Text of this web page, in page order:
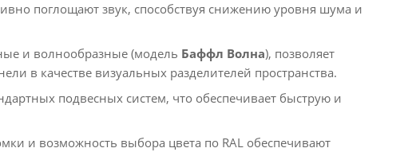
поглощают звук, способствуя снижению уровня шума и
и волнообразные (модель Баффл Волна), позволяет
в качестве визуальных разделителей пространства.
подвесных систем, что обеспечивает быструю и
и возможность выбора цвета по RAL обеспечивают